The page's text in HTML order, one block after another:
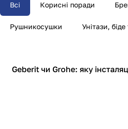
Всі Корисні поради
Рушникосушки Унітази, біде
Бренди та порівняння
Geberit чи Grohe: яку